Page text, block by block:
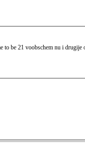
be 21 voobschem nu i